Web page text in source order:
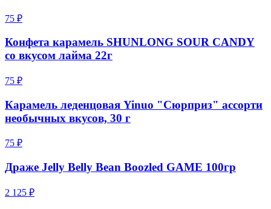
75 ₽
Конфета карамель SHUNLONG SOUR CANDY
со вкусом лайма 22г
75 ₽
Карамель леденцовая Yinuo "Сюрприз" ассорти
необычных вкусов, 30 г
75 ₽
Драже Jelly Belly Bean Boozled GAME 100гр
2 125 ₽